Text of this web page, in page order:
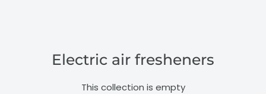
Electric air fresheners
This collection is empty